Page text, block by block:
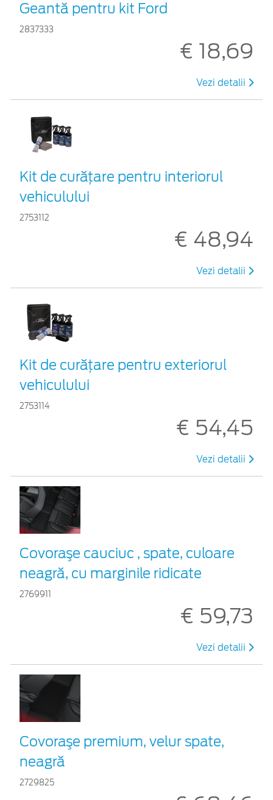
Geantă pentru kit Ford
2837333
€ 18,69
Vezi detalii
Kit de curățare pentru interiorul
vehiculului
2753112
€ 48,94
Vezi detalii
Kit de curățare pentru exteriorul
vehiculului
2753114
€ 54,45
Vezi detalii
Covoraşe cauciuc , spate, culoare
neagră, cu marginile ridicate
2769911
€ 59,73
Vezi detalii
Covoraşe premium, velur spate,
neagră
2729825